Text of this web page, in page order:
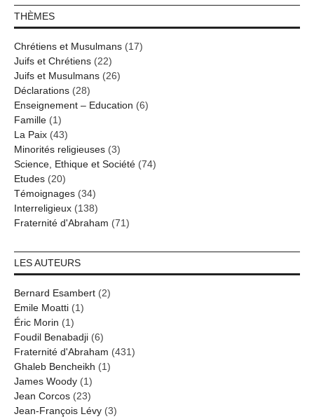
THÈMES
Chrétiens et Musulmans (17)
Juifs et Chrétiens (22)
Juifs et Musulmans (26)
Déclarations (28)
Enseignement – Education (6)
Famille (1)
La Paix (43)
Minorités religieuses (3)
Science, Ethique et Société (74)
Etudes (20)
Témoignages (34)
Interreligieux (138)
Fraternité d'Abraham (71)
LES AUTEURS
Bernard Esambert (2)
Emile Moatti (1)
Éric Morin (1)
Foudil Benabadji (6)
Fraternité d'Abraham (431)
Ghaleb Bencheikh (1)
James Woody (1)
Jean Corcos (23)
Jean-François Lévy (3)